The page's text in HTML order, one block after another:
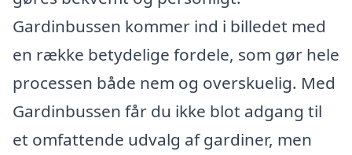
Gardinbussen kommer ind i billedet med
en række betydelige fordele, som gør hele
processen både nem og overskuelig. Med
Gardinbussen får du ikke blot adgang til
et omfattende udvalg af gardiner, men